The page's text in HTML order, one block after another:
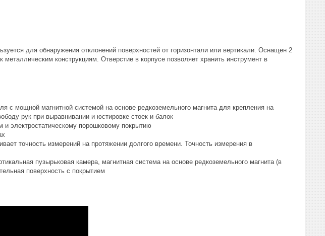
для обнаружения отклонений поверхностей от горизонтали или вертикали. Оснащен 2
конструкциям. Отверстие в корпусе позволяет хранить инструмент в
с мощной магнитной системой на основе редкоземельного магнита для крепления на
рук при выравнивании и юстировке стоек и балок
и электростатическому порошковому покрытию
точность измерений на протяжении долгого времени. Точность измерения в
пузырьковая камера, магнитная система на основе редкоземельного магнита (в
поверхность с покрытием